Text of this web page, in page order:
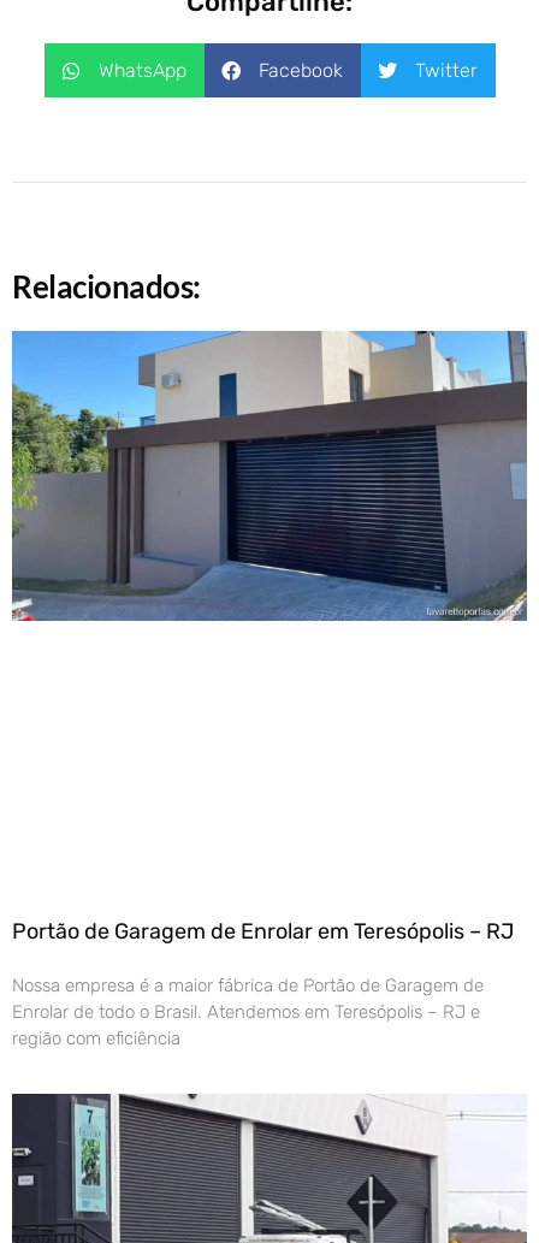
WhatsApp Facebook Twitter
Relacionados:
Portão de Garagem de Enrolar em Teresópolis – RJ
Nossa empresa é a maior fábrica de Portão de Garagem de
Enrolar de todo o Brasil. Atendemos em Teresópolis – RJ e
região com eficiência